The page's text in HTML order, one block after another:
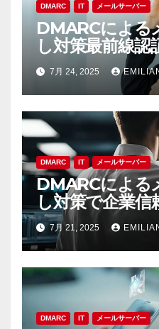
DMARC IT メールサーバー
DMARCによる
し対策最前線認
践ポイント
7月 24, 2025
DMARC IT メールサーバー
DMARCによる
し対策で企業信
ティを守る最前
7月 21, 2025
DMARC IT メールサーバー